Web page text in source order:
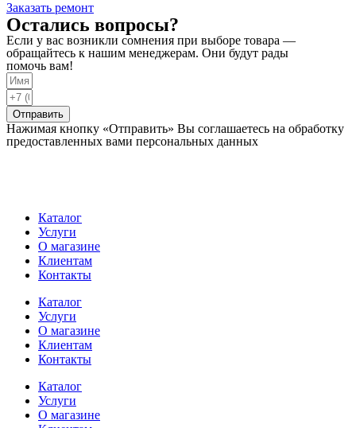
Заказать ремонт
Остались вопросы?
Если у вас возникли сомнения при выборе товара —
обращайтесь к нашим менеджерам. Они будут рады
помочь вам!
Отправить
Нажимая кнопку «Отправить» Вы соглашаетесь на обработку
предоставленных вами персональных данных
Каталог
Услуги
О магазине
Клиентам
Контакты
Каталог
Услуги
О магазине
Клиентам
Контакты
Каталог
Услуги
О магазине